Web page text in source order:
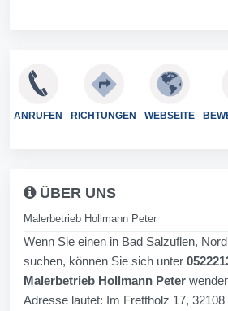
ANRUFEN RICHTUNGEN WEBSEITE
ÜBER UNS
Malerbetrieb Hollmann Peter
Wenn Sie einen in Bad Salzuflen,
suchen, können Sie sich unter
Malerbetrieb Hollmann Peter
Adresse lautet: Im Frettholz 17,